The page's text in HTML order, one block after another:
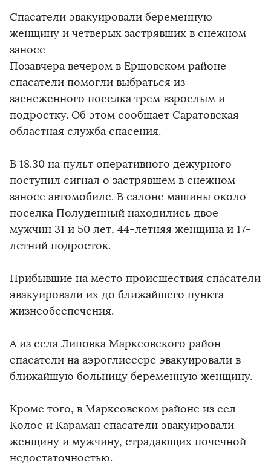
Спасатели эвакуировали беременную
женщину и четверых застрявших в снежном
заносе
Позавчера вечером в Ершовском районе
спасатели помогли выбраться из
заснеженного поселка трем взрослым и
подростку. Об этом сообщает Саратовская
областная служба спасения.
В 18.30 на пульт оперативного дежурного
поступил сигнал о застрявшем в снежном
заносе автомобиле. В салоне машины около
поселка Полуденный находились двое
мужчин 31 и 50 лет, 44-летняя женщина и 17-
летний подросток.
Прибывшие на место происшествия спасатели
эвакуировали их до ближайшего пункта
жизнеобеспечения.
А из села Липовка Марксовского район
спасатели на аэроглиссере эвакуировали в
ближайшую больницу беременную женщину.
Кроме того, в Марксовском районе из сел
Колос и Караман спасатели эвакуировали
женщину и мужчину, страдающих почечной
недостаточностью.